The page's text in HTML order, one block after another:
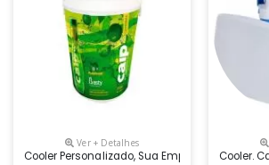
Ver + Detalhes
Cooler Personalizado, Sua Empresa SeráCooler.